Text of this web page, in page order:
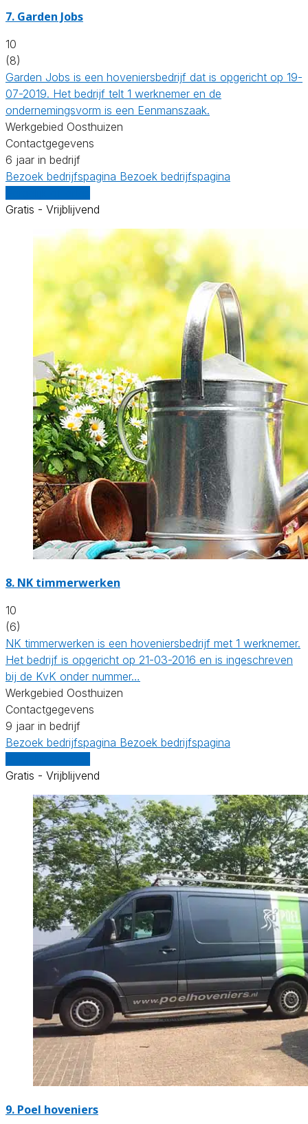
7. Garden Jobs
10
(8)
Garden Jobs is een hoveniersbedrijf dat is opgericht op 19-
07-2019. Het bedrijf telt 1 werknemer en de
ondernemingsvorm is een Eenmanszaak.
Werkgebied Oosthuizen
Contactgegevens
6 jaar in bedrijf
Bezoek bedrijfspagina Bezoek bedrijfspagina
Gratis - Vrijblijvend
8. NK timmerwerken
10
(6)
NK timmerwerken is een hoveniersbedrijf met 1 werknemer.
Het bedrijf is opgericht op 21-03-2016 en is ingeschreven
bij de KvK onder nummer…
Werkgebied Oosthuizen
Contactgegevens
9 jaar in bedrijf
Bezoek bedrijfspagina Bezoek bedrijfspagina
Gratis - Vrijblijvend
9. Poel hoveniers